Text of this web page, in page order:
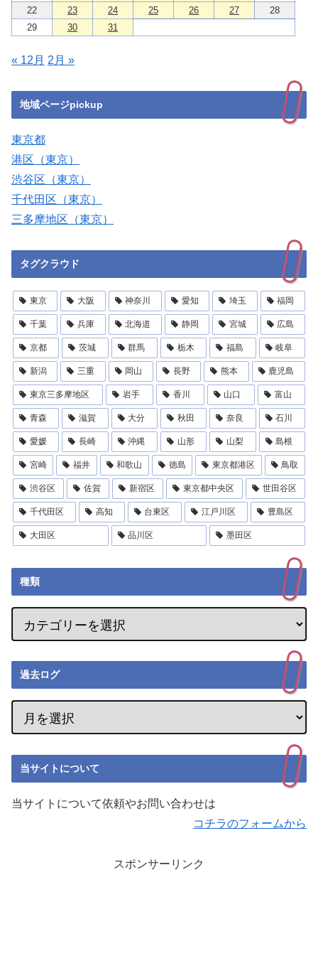
22
23 24 25 26 27
28
29
30 31
« 12月 2月 »
地域ページpickup
東京都
港区（東京）
渋谷区（東京）
千代田区（東京）
三多摩地区（東京）
タグクラウド
東京 大阪 神奈川 愛知 埼玉 福岡
千葉 兵庫 北海道 静岡 宮城 広島
京都 茨城 群馬 栃木 福島 岐阜
新潟 三重 岡山 長野 熊本 鹿児島
東京三多摩地区 岩手 香川 山口 富山
青森 滋賀 大分 秋田 奈良 石川
愛媛 長崎 沖縄 山形 山梨 島根
宮崎 福井 和歌山 徳島 東京都港区 鳥取
渋谷区 佐賀 新宿区 東京都中央区 世田谷区
千代田区 高知 台東区 江戸川区 豊島区
大田区 品川区 墨田区
種類
過去ログ
当サイトについて
当サイトについて依頼やお問い合わせは
コチラのフォームから
スポンサーリンク